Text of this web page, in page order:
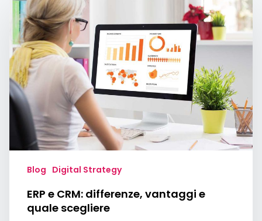
CRM:
differenze,
vantaggi
e
quale
scegliere
Blog Digital Strategy
ERP e CRM: differenze, vantaggi e
quale scegliere